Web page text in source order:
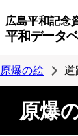
広島平和記念
平和データ
原爆の絵 道
原爆